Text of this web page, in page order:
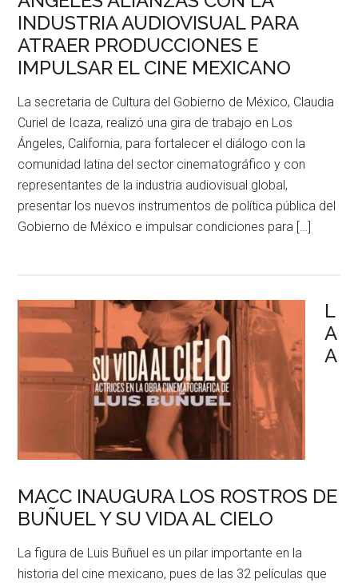
INDUSTRIA AUDIOVISUAL PARA
ATRAER PRODUCCIONES E
IMPULSAR EL CINE MEXICANO
La secretaria de Cultura del Gobierno de México, Claudia
Curiel de Icaza, realizó una gira de trabajo en Los
Ángeles, California, para fortalecer el diálogo con la
comunidad latina del sector cinematográfico y con
representantes de la industria audiovisual global,
presentar los nuevos instrumentos de política pública del
Gobierno de México e impulsar condiciones para […]
L
A
A
MACC INAUGURA LOS ROSTROS DE
BUÑUEL Y SU VIDA AL CIELO
La figura de Luis Buñuel es un pilar importante en la
historia del cine mexicano, pues de las 32 películas que